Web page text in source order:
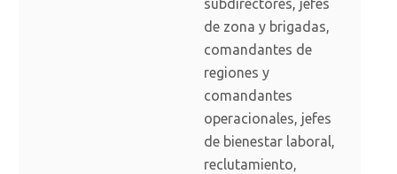
subdirectores, jefes
de zona y brigadas,
comandantes de
regiones y
comandantes
operacionales, jefes
de bienestar laboral,
reclutamiento,